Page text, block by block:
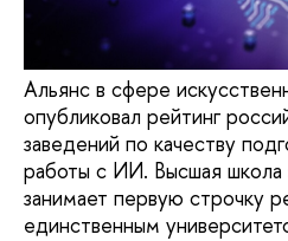
Альянс в сфере
опубликовал рейтинг
заведений по качеству
работы с ИИ. Высшая школа
занимает первую строчку
единственным